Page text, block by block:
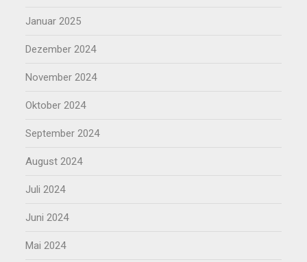
Januar 2025
Dezember 2024
November 2024
Oktober 2024
September 2024
August 2024
Juli 2024
Juni 2024
Mai 2024